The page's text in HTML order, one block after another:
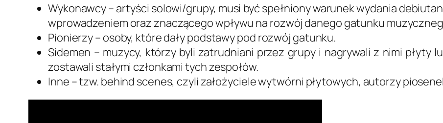
Wykonawcy – artyści solowi/grupy, musi być spełniony warunek wydania
wprowadzeniem oraz znaczącego wpływu na rozwój danego gatunku
Pionierzy – osoby, które dały podstawy pod rozwój gatunku.
Sidemen – muzycy, którzy byli zatrudniani przez grupy i nagrywali z nimi płyty
zostawali stałymi członkami tych zespołów.
Inne – tzw. behind scenes, czyli założyciele wytwórni płytowych, autorzy